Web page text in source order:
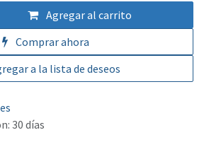
Agregar al carrito
Comprar ahora
a la lista de deseos
30 días